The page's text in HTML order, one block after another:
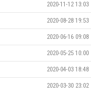
2020-11-12 13:03
2020-08-28 19:53
2020-06-16 09:08
2020-05-25 10:00
2020-04-03 18:48
2020-03-30 23:02